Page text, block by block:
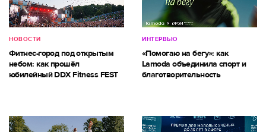
НОВОСТИ
Фитнес-город под открытым
небом: как прошёл
юбилейный DDX Fitness FEST
ИНТЕРВЬЮ
«Помогаю на бегу»: как
Lamoda объединила спорт и
благотворительность